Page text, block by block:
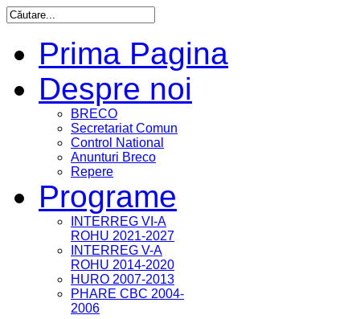
Prima Pagina
Despre noi
BRECO
Secretariat Comun
Control National
Anunturi Breco
Repere
Programe
INTERREG VI-A
ROHU 2021-2027
INTERREG V-A
ROHU 2014-2020
HURO 2007-2013
PHARE CBC 2004-
2006